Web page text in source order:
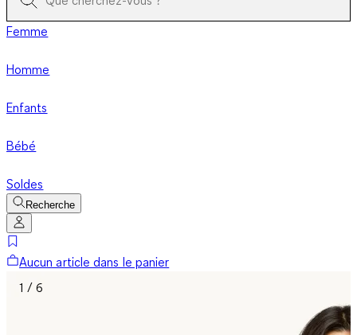
Femme
Homme
Enfants
Bébé
Soldes
Recherche
Aucun article dans le panier
1 / 6